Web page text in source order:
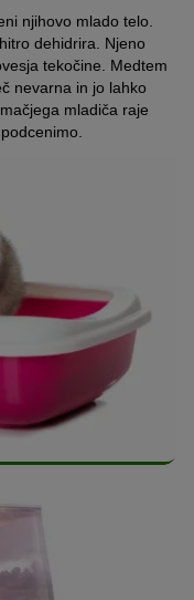
njihovo mlado telo.
dehidrira. Njeno
tekočine. Medtem
nevarna in jo lahko
mladiča raje